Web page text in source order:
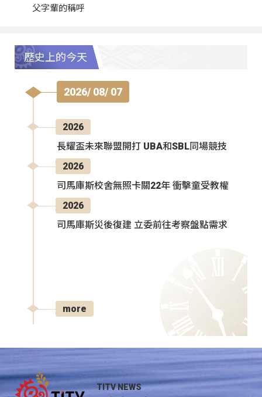
父字輩的稱呼
歷史上的今天
2026/ 08/ 07
2026
長耀盃未來聯盟開打 UBA和SBL同場競技
2026
司馬庫斯校舍無照卡關22年 衝擊童受教權
2026
司馬庫斯災後復建 立委前往考察盤點需求
more
TITV NEWS